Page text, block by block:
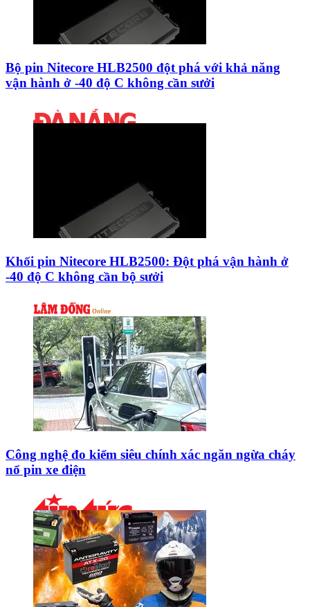
Bộ pin Nitecore HLB2500 đột phá với khả năng
vận hành ở -40 độ C không cần sưởi
Khối pin Nitecore HLB2500: Đột phá vận hành ở
-40 độ C không cần bộ sưởi
Công nghệ đo kiểm siêu chính xác ngăn ngừa cháy
nổ pin xe điện